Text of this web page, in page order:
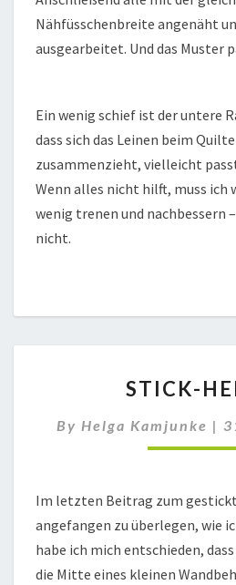
Nähfüsschenbreite angenäht
ausgearbeitet. Und das Muster
Ein wenig schief ist der untere
dass sich das Leinen beim
zusammenzieht, vielleicht
Wenn alles nicht hilft, muss ich
wenig trenen und nachbessern
nicht.
STICK-
By Helga Kamjunke |
Im letzten Beitrag zum
angefangen zu überlegen, wie
habe ich mich entschieden,
die Mitte eines kleinen